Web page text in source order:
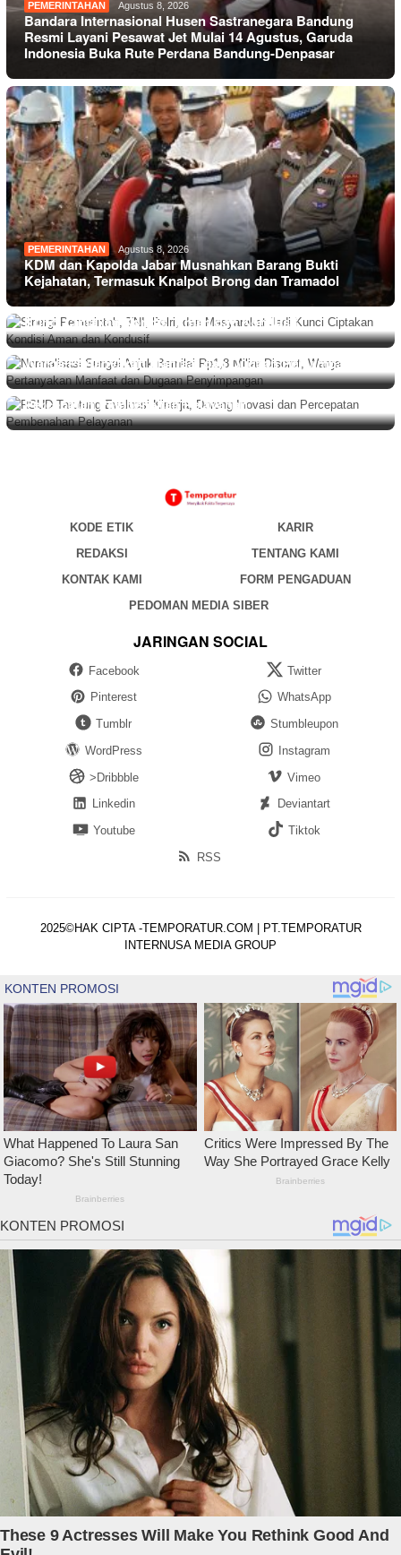
PEMERINTAHAN Agustus 8, 2026
Bandara Internasional Husen Sastranegara Bandung
Resmi Layani Pesawat Jet Mulai 14 Agustus, Garuda
Indonesia Buka Rute Perdana Bandung-Denpasar
PEMERINTAHAN Agustus 8, 2026
KDM dan Kapolda Jabar Musnahkan Barang Bukti
Kejahatan, Termasuk Knalpot Brong dan Tramadol
PEMERINTAHAN Agustus 8, 2026
Sinergi Pemerintah, TNI, Polri, dan Masyarakat Jadi
Kunci Ciptakan Kondisi Aman dan Kondusif
BERITA , DAERAH Agustus 8, 2026
Normalisasi Sungai Anjuk Bernilai Rp1,8 Miliar Disorot,
Warga Pertanyakan Manfaat dan Dugaan Penyimpangan
BERITA Agustus 8, 2026
RSUD Tarutung Evaluasi Kinerja, Dorong Inovasi dan
Percepatan Pembenahan Pelayanan
KODE ETIK
KARIR
REDAKSI
TENTANG KAMI
KONTAK KAMI
FORM PENGADUAN
PEDOMAN MEDIA SIBER
JARINGAN SOCIAL
Facebook
Twitter
Pinterest
WhatsApp
Tumblr
Stumbleupon
WordPress
Instagram
>Dribbble
Vimeo
Linkedin
Deviantart
Youtube
Tiktok
RSS
2025©HAK CIPTA -TEMPORATUR.COM | PT.TEMPORATUR
INTERNUSA MEDIA GROUP